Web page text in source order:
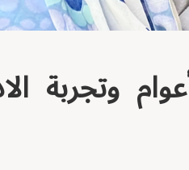
``الأم`` ذات الـ 110